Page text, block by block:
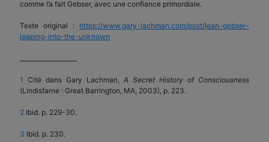
comme l’a fait Gebser, avec une confiance primordiale.
Texte original : https://www.gary-lachman.com/post/jean-gebser-
leaping-into-the-unknown
1 Cité dans Gary Lachman, A Secret History of Consciousness
(Lindisfarne : Great Barrington, MA, 2003), p. 223.
2 Ibid. p. 229-30.
3 Ibid. p. 230.